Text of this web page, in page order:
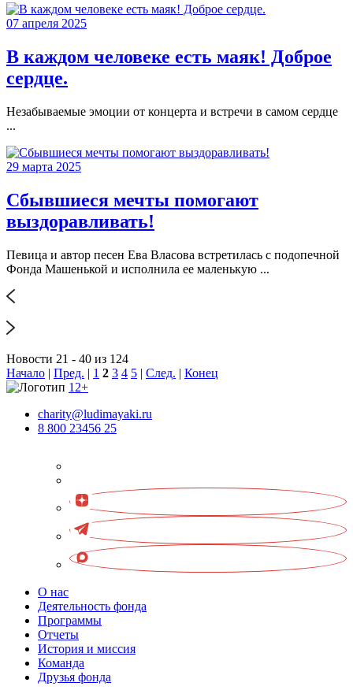
07 апреля 2025
В каждом человеке есть маяк! Доброе
сердце.
Незабываемые эмоции от концерта и встречи в самом сердце
...
29 марта 2025
Сбывшиеся мечты помогают
выздоравливать!
Певица и автор песен Ева Власова встретилась с подопечной
Фонда Машенькой и исполнила ее маленькую ...
Новости 21 - 40 из 124
Начало | Пред. | 1 2 3 4 5 | След. | Конец
12+
charity@ludimayaki.ru
8 800 23456 25
О нас
Деятельность фонда
Программы
Отчеты
История и миссия
Команда
Друзья фонда